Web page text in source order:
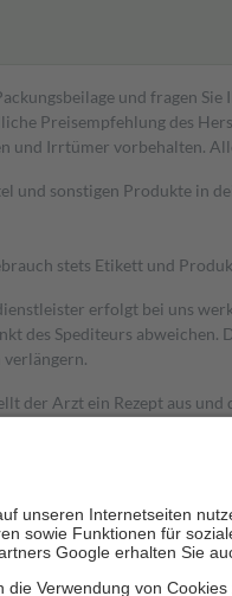
und fragen
Preisempfehlung des
und Irrtümer vorbehalten.
und sonstigen Produkte in
stets Etikett und
erfolgt bei uns
des Spediteurs
der Arzt ein Rezept aus
von zehn Prozent des
die Zuzahlung zehn
Gesundheit zu stärken